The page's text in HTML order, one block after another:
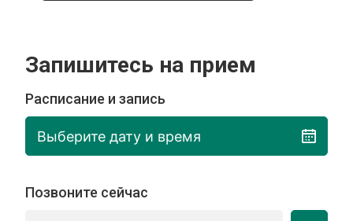
Запишитесь на прием
Расписание и запись
Выберите дату и время
Позвоните сейчас